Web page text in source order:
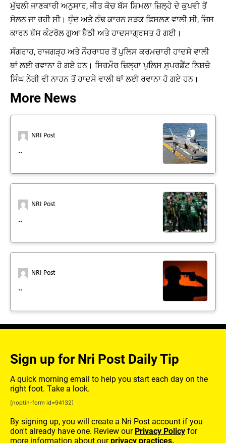
ਮੁੱਢਲੀ ਜਾਣਕਾਰੀ ਅਨੁਸਾਰ, ਜੀਤ ਕੋਚ ਬੱਸ ਸ਼ਿਮਲਾ ਜ਼ਿਲ੍ਹੇ ਦੇ ਕੁਪਵੀ ਤੋਂ
ਸੋਲਨ ਜਾ ਰਹੀ ਸੀ। ਧੁੰਦ ਅਤੇ ਠੰਢ ਕਾਰਨ ਸੜਕ ਫਿਸਲਣ ਵਾਲੀ ਸੀ, ਜਿਸ
ਕਾਰਨ ਬੱਸ ਕੰਟਰੋਲ ਗੁਆ ਬੈਠੀ ਅਤੇ ਹਾਦਸਾਗ੍ਰਸਤ ਹੋ ਗਈ।
ਸੰਗਰਾਹ, ਰਾਜਗੜ੍ਹ ਅਤੇ ਨੌਹਰਾਧਰ ਤੋਂ ਪੁਲਿਸ ਕਰਮਚਾਰੀ ਹਾਦਸੇ ਵਾਲੀ
ਥਾਂ ਲਈ ਰਵਾਨਾ ਹੋ ਗਏ ਹਨ। ਸਿਰਮੌਰ ਜ਼ਿਲ੍ਹਾ ਪੁਲਿਸ ਸੁਪਰਡੈਂਟ ਨਿਸ਼ਚੇ
ਸਿੰਘ ਨੇਗੀ ਵੀ ਨਾਹਨ ਤੋਂ ਹਾਦਸੇ ਵਾਲੀ ਥਾਂ ਲਈ ਰਵਾਨਾ ਹੋ ਗਏ ਹਨ।
More News
NRI Post
..
NRI Post
..
NRI Post
..
Sign up for Nri Post Daily Tip
A quick morning email to help you start each day on the
right foot. Take a look.
[noptin-form id=94132]
By signing up, you will create a Nri Post account if you
don't already have one. Review our Privacy Policy for
more information about ourprivacy practices.